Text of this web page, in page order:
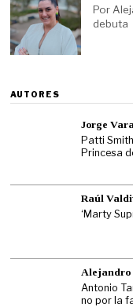
Por
debuta
AUTORES
Jorge
Patti
Princesa
Raúl
‘Marty
Alejandro
Antonio
no por la